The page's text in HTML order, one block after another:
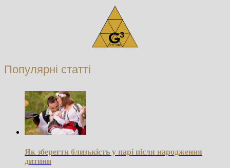
Популярні статті
Як зберегти близькість у парі після народження
дитини